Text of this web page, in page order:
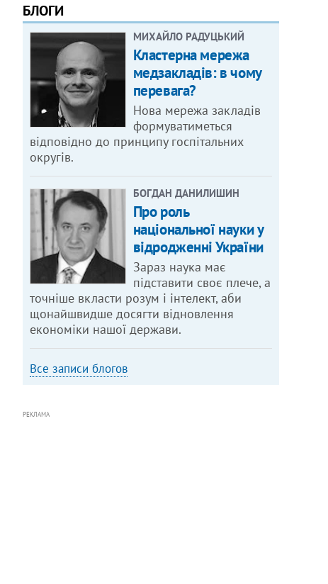
БЛОГИ
МИХАЙЛО РАДУЦЬКИЙ
Кластерна мережа
медзакладів: в чому
перевага?
Нова мережа закладів
формуватиметься
відповідно до принципу госпітальних
округів.
БОГДАН ДАНИЛИШИН
Про роль
національної науки у
відродженні України
Зараз наука має
підставити своє плече, а
точніше вкласти розум і інтелект, аби
щонайшвидше досягти відновлення
економіки нашої держави.
Все записи блогов
РЕКЛАМА